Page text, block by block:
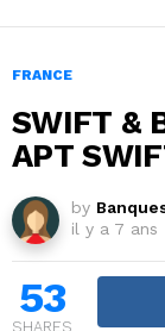
FRANCE
SWIFT &
APT
by
il y a 7 ans
53
SHARES